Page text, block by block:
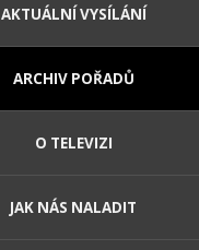
AKTUÁLNÍ VYSÍLÁNÍ
ARCHIV POŘADŮ
O TELEVIZI
JAK NÁS NALADIT